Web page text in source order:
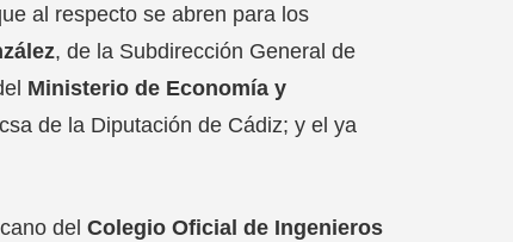
al respecto se abren para los
, de la Subdirección General de
Ministerio de Economía y
de la Diputación de Cádiz; y el ya
del Colegio Oficial de Ingenieros